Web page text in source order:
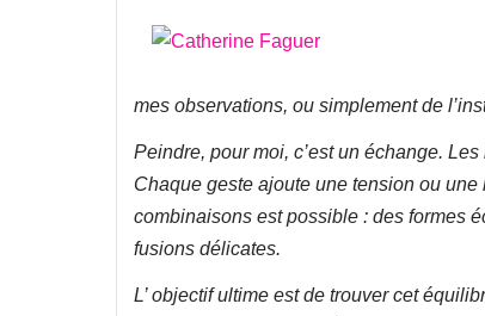
mes observations, ou simplement de
Peindre, pour moi, c’est un échange.
Chaque geste ajoute une tension ou
combinaisons est possible : des formes
fusions délicates.
L’ objectif ultime est de trouver cet